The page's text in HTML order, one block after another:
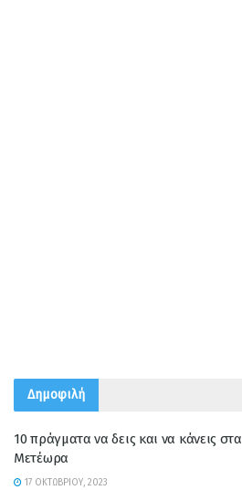
Δημοφιλή
10 πράγματα να δεις και να κάνεις στα
Μετέωρα
17 ΟΚΤΩΒΡΊΟΥ, 2023